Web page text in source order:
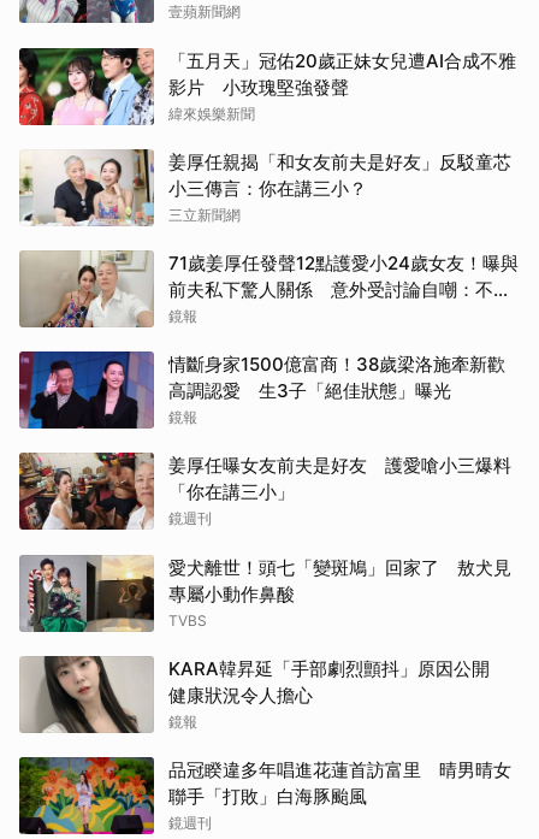
壹蘋新聞網
「五月天」冠佑20歲正妹女兒遭AI合成不雅
影片 小玫瑰堅強發聲
緯來娛樂新聞
姜厚任親揭「和女友前夫是好友」反駁童芯
小三傳言：你在講三小？
三立新聞網
71歲姜厚任發聲12點護愛小24歲女友！曝與
前夫私下驚人關係 意外受討論自嘲：不要
紅過蘇志燮
鏡報
情斷身家1500億富商！38歲梁洛施牽新歡
高調認愛 生3子「絕佳狀態」曝光
鏡報
姜厚任曝女友前夫是好友 護愛嗆小三爆料
「你在講三小」
鏡週刊
愛犬離世！頭七「變斑鳩」回家了 敖犬見
專屬小動作鼻酸
TVBS
KARA韓昇延「手部劇烈顫抖」原因公開
健康狀況令人擔心
鏡報
品冠睽違多年唱進花蓮首訪富里 晴男晴女
聯手「打敗」白海豚颱風
鏡週刊